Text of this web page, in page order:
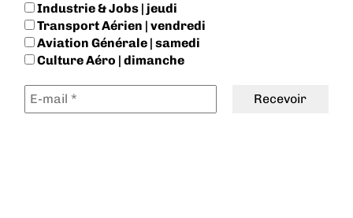
Industrie & Jobs | jeudi
Transport Aérien | vendredi
Aviation Générale | samedi
Culture Aéro | dimanche